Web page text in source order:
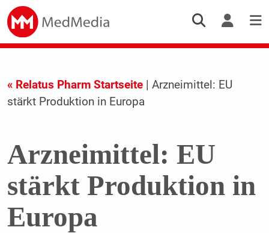
« Relatus Pharm Startseite| Arzneimittel: EU
stärkt Produktion in Europa
Arzneimittel: EU
stärkt Produktion in
Europa